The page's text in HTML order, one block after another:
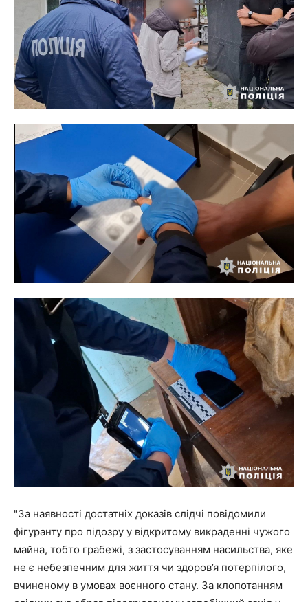
"За наявності достатніх доказів слідчі повідомили
фігуранту про підозру у відкритому викраденні чужого
майна, тобто грабежі, з застосуванням насильства, яке
не є небезпечним для життя чи здоров’я потерпілого,
вчиненому в умовах воєнного стану. За клопотанням